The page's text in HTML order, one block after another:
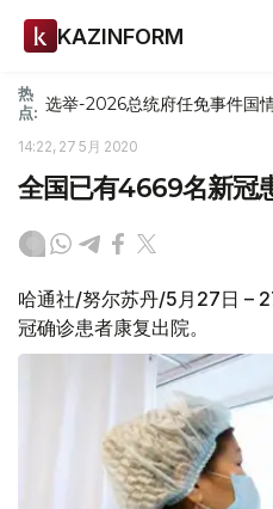
KAZINFORM
热
点: 选举-2026总统府任免事件国
14:22, 27 5月 2020
全国已有4669名新冠
哈通社/努尔苏丹/5月27日 –
冠确诊患者康复出院。